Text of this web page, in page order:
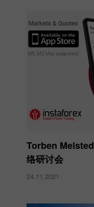
Torben
络研讨会
24.11.2021